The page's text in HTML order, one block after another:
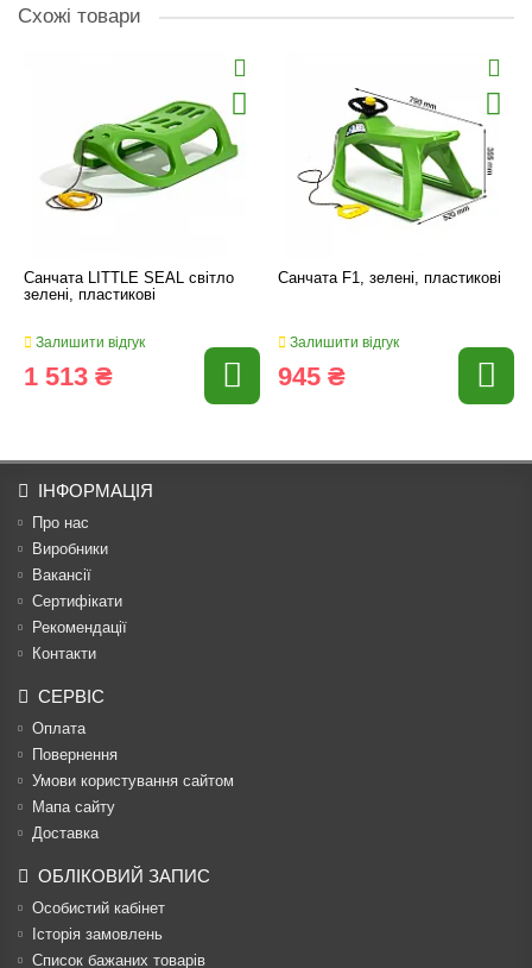
Схожі товари
Санчата LITTLE SEAL cвітло
зелені, пластикові
Залишити відгук
1 513 ₴
Санчата F1, зелені, пластикові
Залишити відгук
945 ₴
ІНФОРМАЦІЯ
Про нас
Виробники
Вакансії
Сертифікати
Рекомендації
Контакти
СЕРВІС
Оплата
Повернення
Умови користування сайтом
Мапа сайту
Доставка
ОБЛІКОВИЙ ЗАПИС
Особистий кабінет
Історія замовлень
Список бажаних товарів